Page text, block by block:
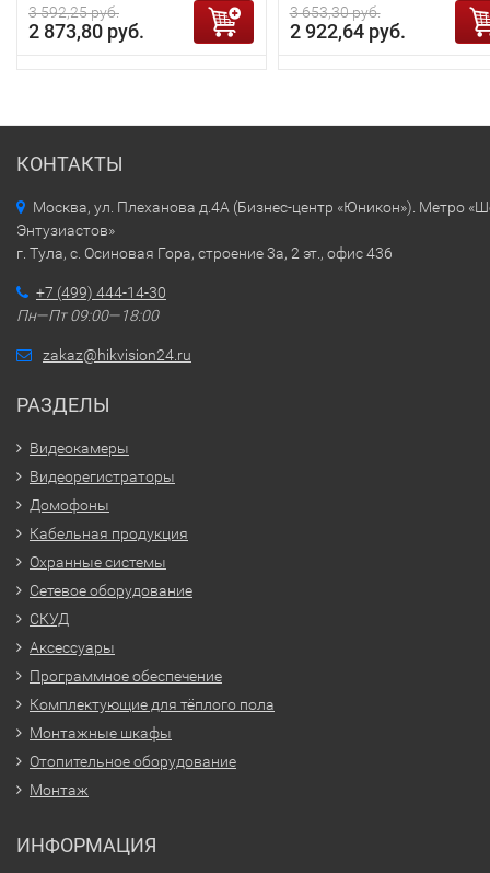
3 592,25 руб.
2 873,80 руб.
3 653,30 руб.
2 922,64 руб.
КОНТАКТЫ
Москва, ул. Плеханова д.4А (Бизнес-центр «Юникон»). Метро
Энтузиастов»
г. Тула, с. Осиновая Гора, строение 3а, 2 эт., офис 436
+7 (499) 444-14-30
Пн—Пт 09:00—18:00
zakaz@hikvision24.ru
РАЗДЕЛЫ
Видеокамеры
Видеорегистраторы
Домофоны
Кабельная продукция
Охранные системы
Сетевое оборудование
СКУД
Аксессуары
Программное обеспечение
Комплектующие для тёплого пола
Монтажные шкафы
Отопительное оборудование
Монтаж
ИНФОРМАЦИЯ